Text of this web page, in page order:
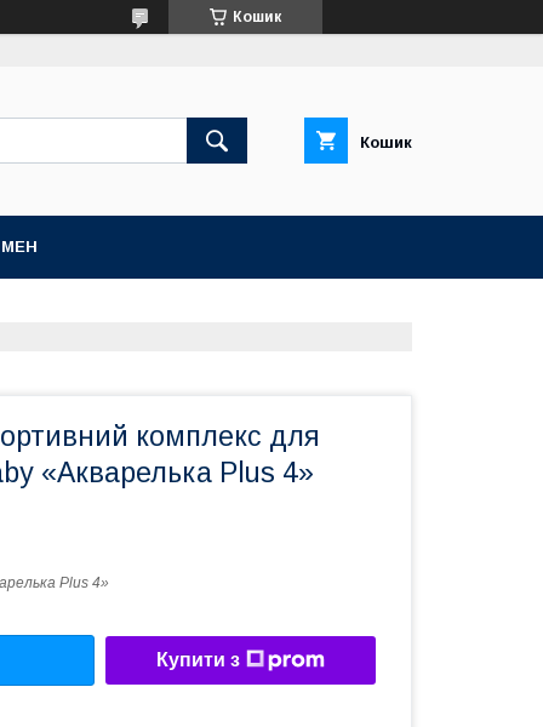
Кошик
Кошик
комплекс для
«Акварелька Plus 4»
Plus 4»
Купити з